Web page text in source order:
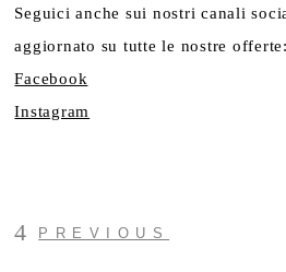
Seguici anche sui nostri canali
aggiornato su tutte le nostre offerte:
Facebook
Instagram
PREVIOUS